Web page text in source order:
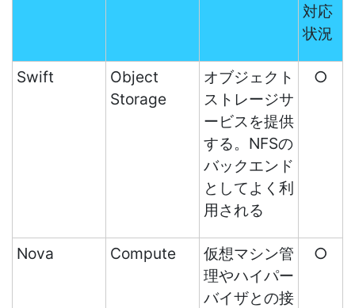
対応
状況
Swift
Object
Storage
オブジェクト
ストレージサ
ービスを提供
する。NFSの
バックエンド
としてよく利
用される
○
Nova Compute
仮想マシン管
理やハイパー
バイザとの接
○